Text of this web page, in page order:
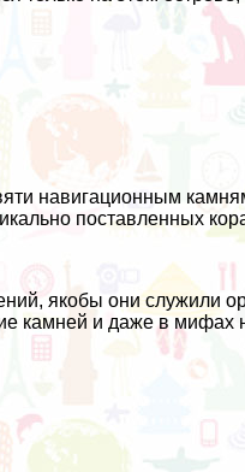
навигационным
поставленных
якобы они служили
камней и даже в мифах